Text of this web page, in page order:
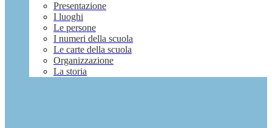
Presentazione
I luoghi
Le persone
I numeri della scuola
Le carte della scuola
Organizzazione
La storia